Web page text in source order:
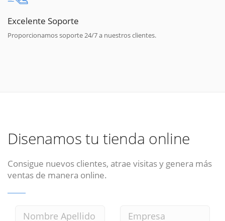
Excelente Soporte
Proporcionamos soporte 24/7 a nuestros clientes.
Disenamos tu tienda online
Consigue nuevos clientes, atrae visitas y genera más
ventas de manera online.